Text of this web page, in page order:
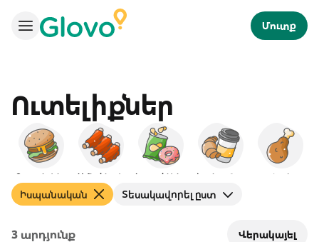
Մուտք
Ուտելիքներ
Բուրգերներ Ամերիկյան Խորտիկներ Նախաճաշ Հավ
Իսպանական Տեսակավորել ըստ
3 արդյունք Վերակայել